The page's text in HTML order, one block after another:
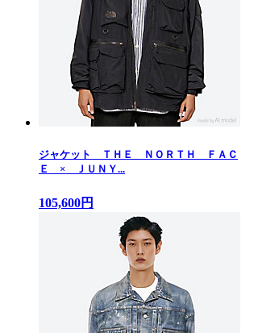
ジャケット ＴＨＥ ＮＯＲＴＨ ＦＡＣ
Ｅ × ＪＵＮＹ...
105,600円